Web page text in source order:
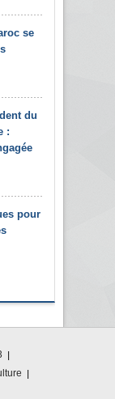
se
du
:
pour